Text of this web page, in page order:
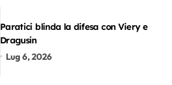
Paratici blinda la difesa con Viery e
Dragusin
Lug 6, 2026